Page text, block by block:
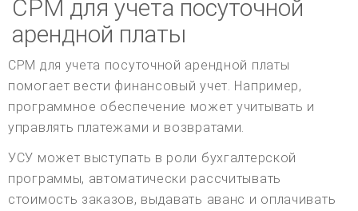
СРМ для учета посуточной
арендной платы
СРМ для учета посуточной арендной платы
помогает вести финансовый учет. Например,
программное обеспечение может учитывать и
управлять платежами и возвратами.
УСУ может выступать в роли бухгалтерской
программы, автоматически рассчитывать
стоимость заказов, выдавать аванс и оплачивать